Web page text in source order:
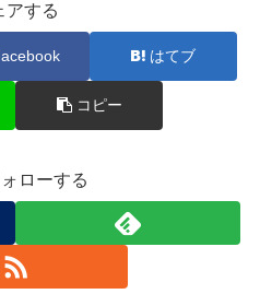
アする
はてブ
コピー
ローする